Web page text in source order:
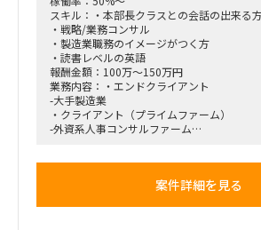
スキル：・本部長クラスとの会話の出来る
・戦略/業務コンサル
・製造業職務のイメージがつく方
・読書レベルの英語
報酬金額：100万～150万円
業務内容：・エンドクライアント
-大手製造業
・クライアント（プライムファーム）
-外資系人事コンサルファーム
引き合い（ジョブ型雇用推進に伴うJD作成
案件詳細を見る